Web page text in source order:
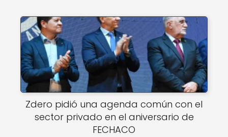
Zdero pidió una agenda común con el
sector privado en el aniversario de
FECHACO